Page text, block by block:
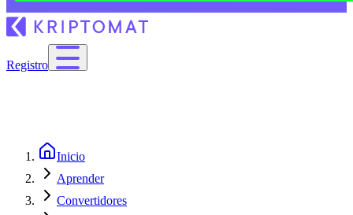
Registro
Inicio
Aprender
Convertidores